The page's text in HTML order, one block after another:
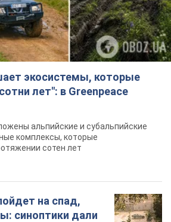
экосистемы, которые
лет": в Greenpeace
альпийские и субальпийские
комплексы, которые
сотен лет
на спад,
синоптики дали